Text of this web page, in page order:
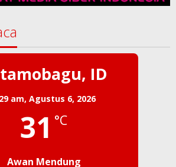
ID
am, Agustus 6, 2026
31 °C
Awan Mendung